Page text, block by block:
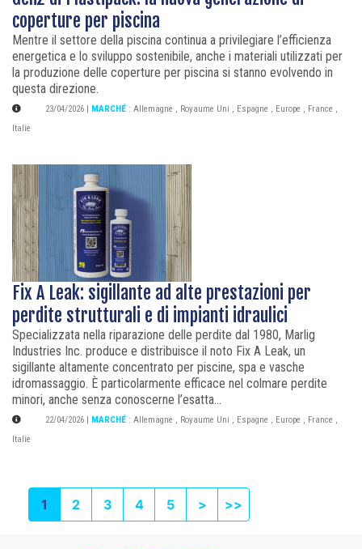
coperture per piscina
Mentre il settore della piscina continua a privilegiare l’efficienza
energetica e lo sviluppo sostenibile, anche i materiali utilizzati per
la produzione delle coperture per piscina si stanno evolvendo in
questa direzione.
23/04/2026 MARCHÉ : Allemagne , Royaume Uni , Espagne , Europe , France ,
Italie
Fix A Leak: sigillante ad alte prestazioni per
perdite strutturali e di impianti idraulici
Specializzata nella riparazione delle perdite dal 1980, Marlig
Industries Inc. produce e distribuisce il noto Fix A Leak, un
sigillante altamente concentrato per piscine, spa e vasche
idromassaggio. È particolarmente efficace nel colmare perdite
minori, anche senza conoscerne l’esatta...
22/04/2026 MARCHÉ : Allemagne , Royaume Uni , Espagne , Europe , France ,
Italie
1 2 3 4 5 >Next
>>